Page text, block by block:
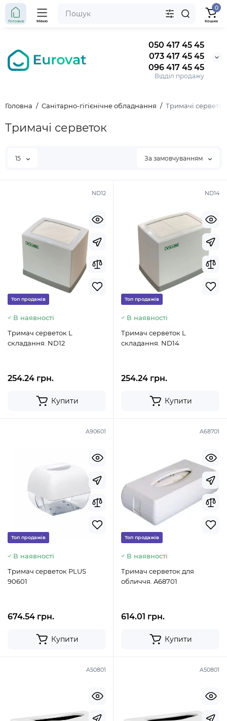
050 417 45 45
073 417 45 45
096 417 45 45
Відділ продажу
Головна Меню
0
Кошик
Головна Санітарно-гігієнічне обладнання Тримачі серветок
Тримачі серветок
15 За замовчуванням
ND12
Топ продажів
В наявності
Тримач серветок L
складання. ND12
254.24 грн.
Купити
ND14
Топ продажів
В наявності
Тримач серветок L
складання. ND14
254.24 грн.
Купити
A90601
Топ продажів
В наявності
Тримач серветок PLUS
90601
674.54 грн.
Купити
A68701
Топ продажів
В наявності
Тримач серветок для
обличчя. A68701
614.01 грн.
Купити
A50801 A50801